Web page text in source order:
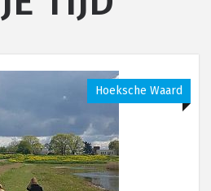
Hoeksche Waard